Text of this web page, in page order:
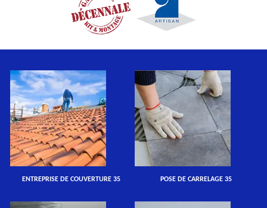
ENTREPRISE DE COUVERTURE 35 POSE DE CARRELAGE 35